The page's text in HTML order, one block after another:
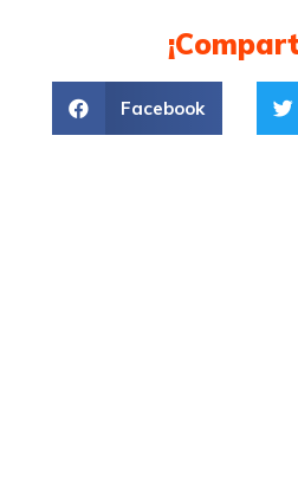
Facebook